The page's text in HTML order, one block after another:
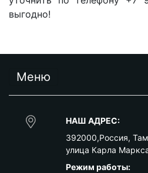
выгодно!
Меню
НАШ АДРЕС:
392000,Россия,
улица Карла
Режим работы: